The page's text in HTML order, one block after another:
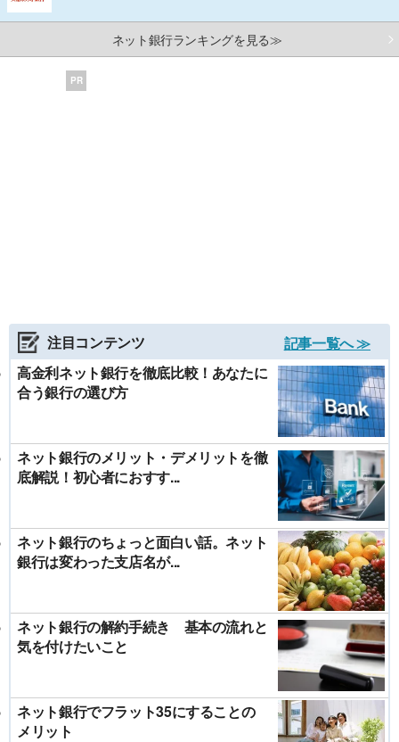
ネット銀行ランキングを見る≫
PR
注目コンテンツ
記事一覧へ ≫
高金利ネット銀行を徹底比較！あなたに
合う銀行の選び方
ネット銀行のメリット・デメリットを徹
底解説！初心者におすす...
ネット銀行のちょっと面白い話。ネット
銀行は変わった支店名が...
ネット銀行の解約手続き 基本の流れと
気を付けたいこと
ネット銀行でフラット35にすることの
メリット